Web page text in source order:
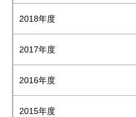
2018年度
2017年度
2016年度
2015年度